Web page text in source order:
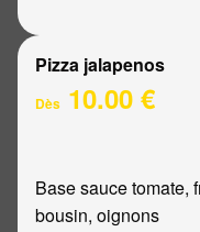
Pizza jalapenos
Dès 10.00 €
Base sauce tomate,
bousin, oignons